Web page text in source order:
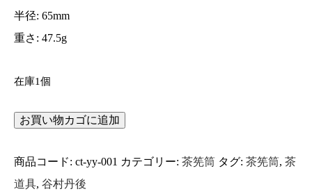
半径: 65mm
重さ: 47.5g
在庫1個
茶
筒
山
お買い物カゴに追加
商品コード: ct-yy-001 カテゴリー: 茶筅筒 タグ: 茶筅筒, 茶
道具, 谷村丹後